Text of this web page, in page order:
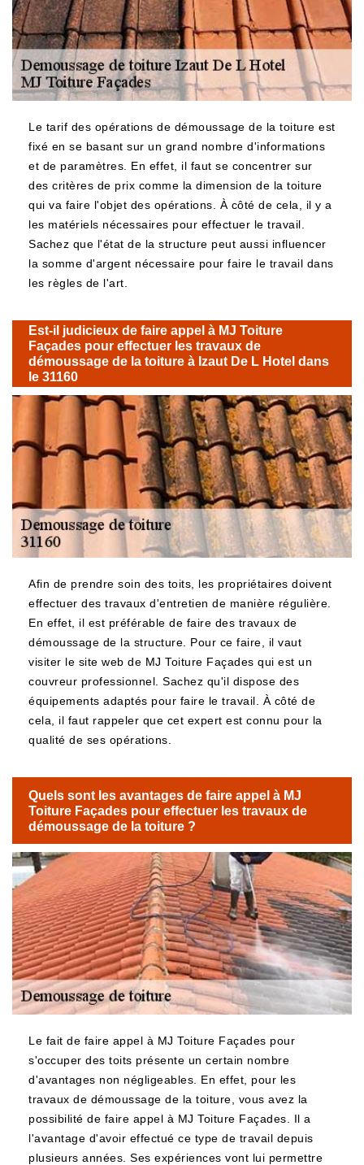
Le tarif des opérations de démoussage de la toiture est
fixé en se basant sur un grand nombre d'informations
et de paramètres. En effet, il faut se concentrer sur
des critères de prix comme la dimension de la toiture
qui va faire l'objet des opérations. À côté de cela, il y a
les matériels nécessaires pour effectuer le travail.
Sachez que l'état de la structure peut aussi influencer
la somme d'argent nécessaire pour faire le travail dans
les règles de l'art.
Est-il judicieux de faire appel à MJ Toiture
Façades pour effectuer les travaux de
démoussage de la toiture à Izaut De L Hotel dans
le 31160
Afin de prendre soin des toits, les propriétaires doivent
effectuer des travaux d'entretien de manière régulière.
En effet, il est préférable de faire des travaux de
démoussage de la structure. Pour ce faire, il vaut
visiter le site web de MJ Toiture Façades qui est un
couvreur professionnel. Sachez qu'il dispose des
équipements adaptés pour faire le travail. À côté de
cela, il faut rappeler que cet expert est connu pour la
qualité de ses opérations.
Quels sont les avantages de faire appel à MJ
Toiture Façades pour effectuer les travaux de
démoussage de la toiture ?
Le fait de faire appel à MJ Toiture Façades pour
s'occuper des toits présente un certain nombre
d'avantages non négligeables. En effet, pour les
travaux de démoussage de la toiture, vous avez la
possibilité de faire appel à MJ Toiture Façades. Il a
l'avantage d'avoir effectué ce type de travail depuis
plusieurs années. Ses expériences vont lui permettre